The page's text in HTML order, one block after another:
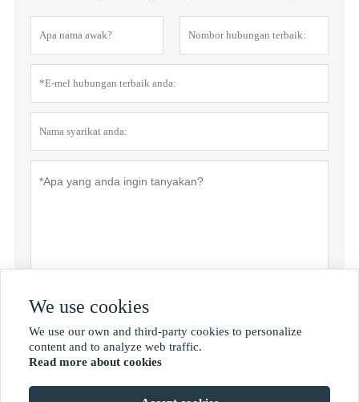
We use cookies
We use our own and third-party cookies to personalize
content and to analyze web traffic.
Read more about cookies